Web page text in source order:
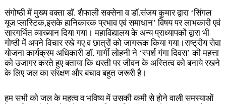
संगोष्ठी में मुख्य वक्ता डॉ. शैफाली सक्सेना व डॉ.संजय कुमार द्वारा ‘सिंगल
यूज प्लास्टिक,इसके हानिकारक प्रभाव एवं समाधान’ विषय पर लाभकारी एवं
सारगर्भित व्याख्यान दिया गया। महाविद्यालय के अन्य प्राध्यापकों द्वारा भी
गोष्ठी में अपने विचार रखे गए व छात्रों को जागरूक किया गया।राष्ट्रीय सेवा
योजना कार्यक्रम अधिकारी डॉ. गार्गी लोहनी ने ‘स्पर्श गंगा दिवस’ की महत्ता
को उजागर करते हुए बताया कि धरती पर जीवन के अस्तित्व को बनाये रखने
के लिए जल का संरक्षण और बचाव बहुत जरूरी है।
हम सभी को जल के महत्व व भविष्य में उसकी कमी से होने वाली समस्याओं